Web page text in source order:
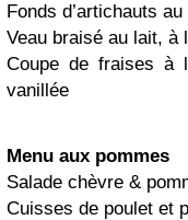
Fonds d’artichauts
Veau braisé au lait, à
Coupe de fraises à
vanillée
Menu aux pommes
Salade chèvre &
Cuisses de poulet et